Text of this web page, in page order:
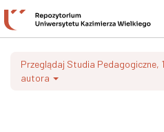
Przeglądaj Studia Pedagogiczne,
autora